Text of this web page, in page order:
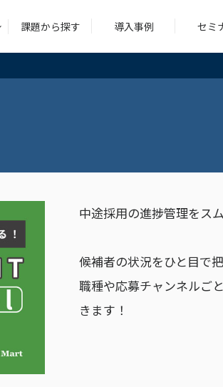
課題から探す 導入事例 セミ
中途採用の進捗管理をス
候補者の状況をひと目で
職種や応募チャンネルご
きます！